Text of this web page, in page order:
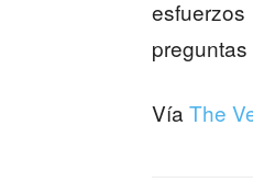
Vía The